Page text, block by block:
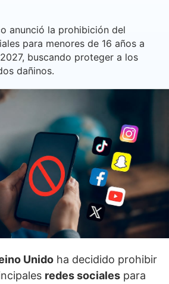
anunció la prohibición del
para menores de 16 años a
buscando proteger a los
dañinos.
Unido ha decidido prohibir
redes sociales para